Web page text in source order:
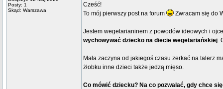
Posty: 1
Skąd: Warszawa
Cześć!
To mój pierwszy post na forum
Zwracam się do
Jestem wegetarianinem z powodów ideowych i
wychowywać dziecko na diecie wegetariańskiej.
Mała zaczyna od jakiegoś czasu zerkać na talerz
żłobku inne dzieci także jedzą mięso.
Co mówić dziecku? Na co pozwalać, gdy chce